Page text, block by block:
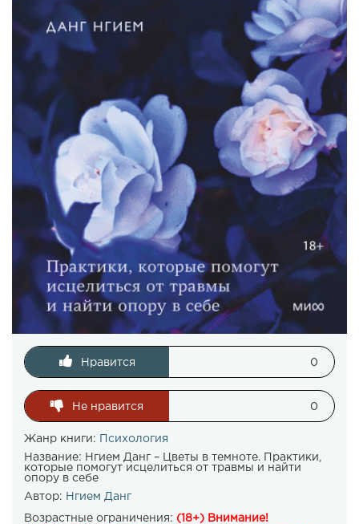
Нравится 0
Не нравится 0
Жанр книги:
Психология
Название: Нгием Данг – Цветы в темноте. Практики,
которые помогут исцелиться от травмы и найти
опору в себе
Автор: Нгием Данг
Возрастные ограничения: (18+) Внимание!